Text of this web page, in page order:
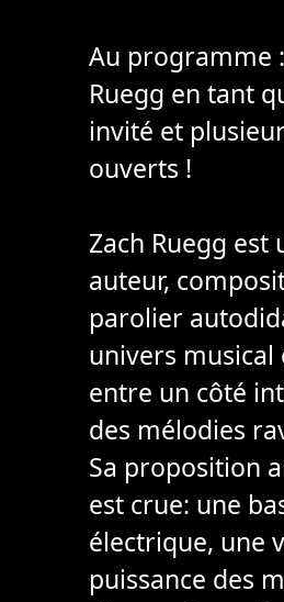
Au programme
Ruegg en tant
invité et
ouverts !
Zach Ruegg est
auteur,
parolier
univers musical
entre un côté
des mélodies
Sa proposition
est crue: une
électrique, une
puissance des